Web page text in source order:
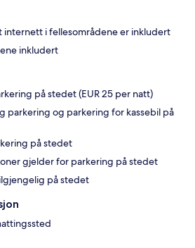
internett i fellesområdene er inkludert
inkludert
på stedet (EUR 25 per natt)
parkering og parkering for kassebil på
på stedet
gjelder for parkering på stedet
på stedet